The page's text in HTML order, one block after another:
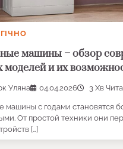
машины – обзор
моделей и их
Уляна 04.04.2026 3 Хв
машины с годами становятся
От простой техники они
[…]